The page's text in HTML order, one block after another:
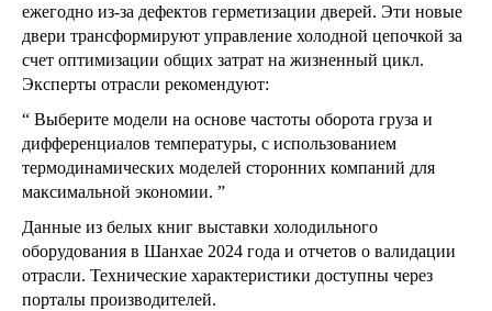
ежегодно из-за дефектов герметизации дверей. Эти новые
двери трансформируют управление холодной цепочкой за
счет оптимизации общих затрат на жизненный цикл.
Эксперты отрасли рекомендуют:
“ Выберите модели на основе частоты оборота груза и
дифференциалов температуры, с использованием
термодинамических моделей сторонних компаний для
максимальной экономии. ”
Данные из белых книг выставки холодильного
оборудования в Шанхае 2024 года и отчетов о валидации
отрасли. Технические характеристики доступны через
порталы производителей.